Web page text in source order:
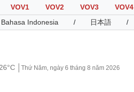
VOV1 VOV2 VOV3 VOV4
Bahasa Indonesia / 日本語 /
26°C Thứ Năm, ngày 6 tháng 8 năm 2026